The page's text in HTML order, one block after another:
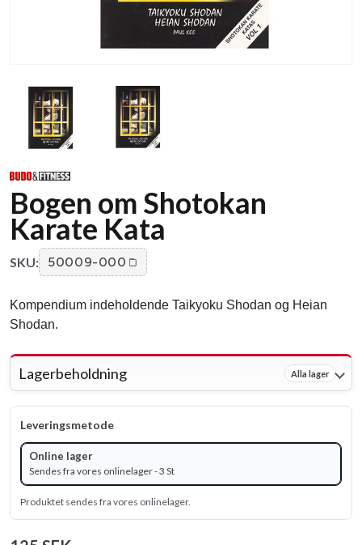
Bogen om Shotokan
Karate Kata
SKU: 50009-000
Kompendium indeholdende Taikyoku Shodan og Heian
Shodan.
Lagerbeholdning Alla lager
Leveringsmetode
Online lager
Sendes fra vores onlinelager - 3 St
Produktet sendes fra vores onlinelager.